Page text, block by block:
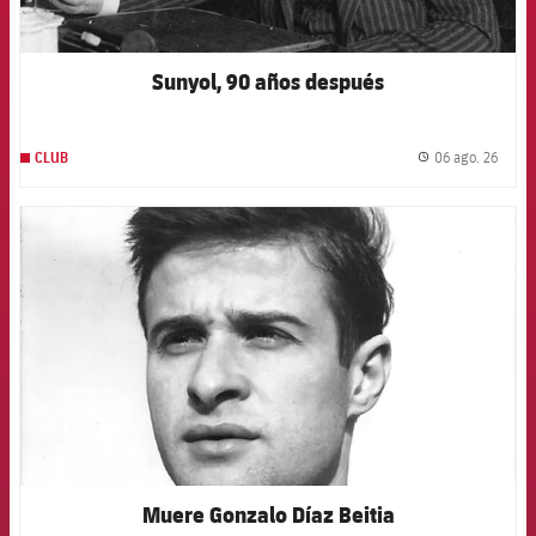
Sunyol, 90 años después
CLUB 06 ago. 26
FCB Barcelona badge
Muere Gonzalo Díaz Beitia